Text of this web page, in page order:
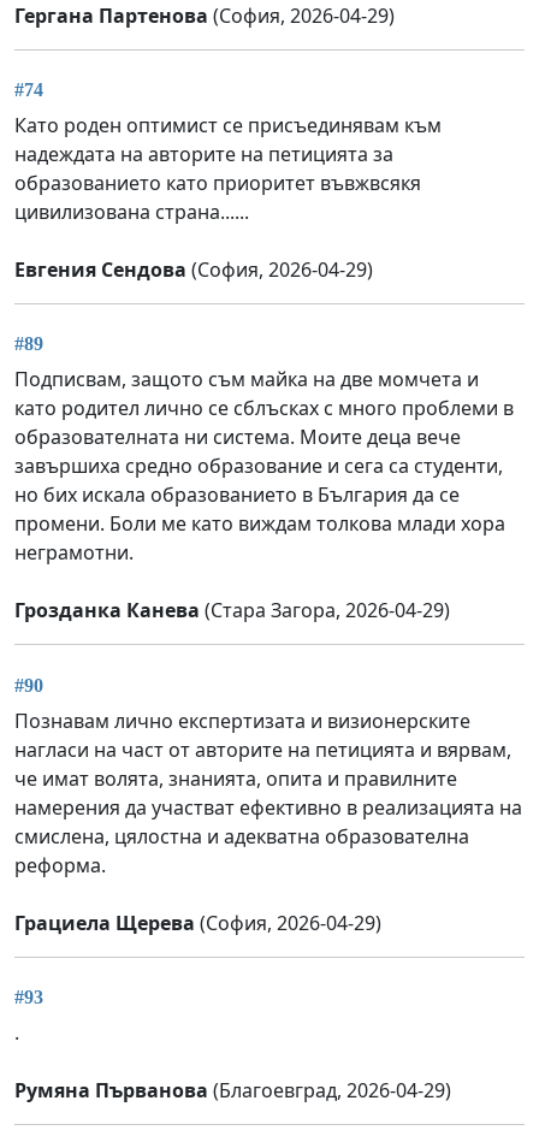
Гергана Партенова (София, 2026-04-29)
#74
Като роден оптимист се присъединявам към
надеждата на авторите на петицията за
образованието като приоритет въвжвсякя
цивилизована страна......
Евгения Сендова (София, 2026-04-29)
#89
Подписвам, защото съм майка на две момчета и
като родител лично се сблъсках с много проблеми в
образователната ни система. Моите деца вече
завършиха средно образование и сега са студенти,
но бих искала образованието в България да се
промени. Боли ме като виждам толкова млади хора
неграмотни.
Грозданка Канева (Стара Загора, 2026-04-29)
#90
Познавам лично експертизата и визионерските
нагласи на част от авторите на петицията и вярвам,
че имат волята, знанията, опита и правилните
намерения да участват ефективно в реализацията на
смислена, цялостна и адекватна образователна
реформа.
Грациела Щерева (София, 2026-04-29)
#93
.
Румяна Първанова (Благоевград, 2026-04-29)